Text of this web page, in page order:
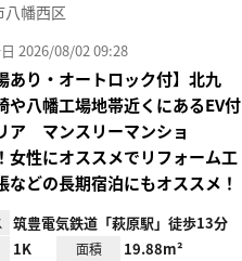
八幡西区
2026/08/02 09:28
あり・オートロック付】北九
八幡工場地帯近くにあるEV付
ア マンスリーマンショ
女性にオススメでリフォーム工
などの長期宿泊にもオススメ！
筑豊電気鉄道「萩原駅」徒歩13分
1K 面積 19.88m²